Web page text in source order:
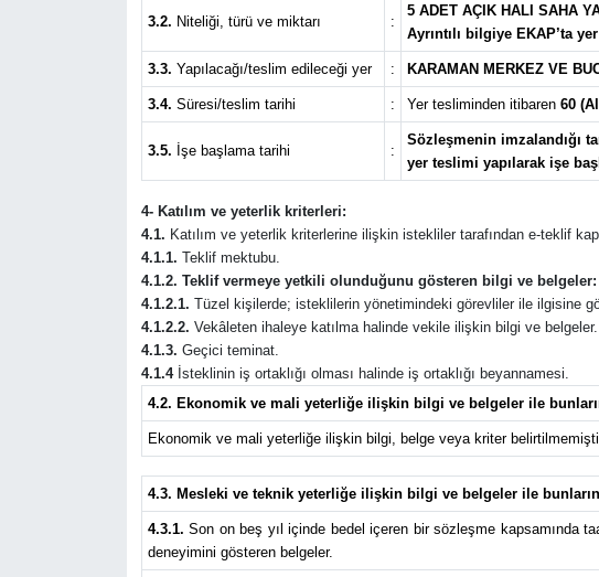
3.2. Niteliği, türü ve miktarı :
5 ADET AÇIK HALI SAHA
Ayrıntılı bilgiye EKAP’ta
3.3. Yapılacağı/teslim edileceği yer : KARAMAN MERKEZ VE
3.4. Süresi/teslim tarihi : Yer tesliminden itibaren 60
3.5. İşe başlama tarihi :
Sözleşmenin imzalandığı
yer teslimi yapılarak işe
4- Katılım ve yeterlik kriterleri:
4.1. Katılım ve yeterlik kriterlerine ilişkin istekliler tarafından e-teklif
4.1.1. Teklif mektubu.
4.1.2. Teklif vermeye yetkili olunduğunu gösteren bilgi ve belgeler:
4.1.2.1. Tüzel kişilerde; isteklilerin yönetimindeki görevliler ile ilgisine
4.1.2.2. Vekâleten ihaleye katılma halinde vekile ilişkin bilgi ve belgeler.
4.1.3. Geçici teminat.
4.1.4İsteklinin iş ortaklığı olması halinde iş ortaklığı beyannamesi.
4.2. Ekonomik ve mali yeterliğe ilişkin bilgi ve belgeler ile
Ekonomik ve mali yeterliğe ilişkin bilgi, belge veya kriter
4.3. Mesleki ve teknik yeterliğe ilişkin bilgi ve belgeler ile bunların
4.3.1. Son on beş yıl içinde bedel içeren bir sözleşme kapsamında
deneyimini gösteren belgeler.